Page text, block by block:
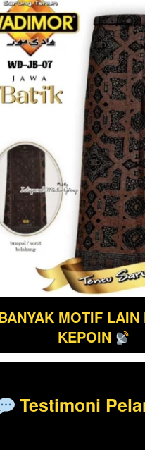
MOTIF LAIN
KEPOIN
Testimoni